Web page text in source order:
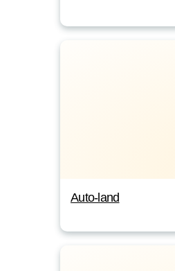
Auto-land